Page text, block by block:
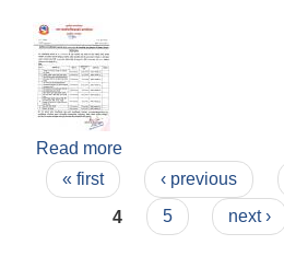
Read more
ठेक्का आव्हान गरेको सूचना !
Pages
« first ‹ previous
4
5 next ›